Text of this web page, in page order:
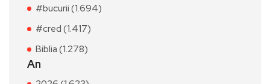
#bucurii (1.694)
#cred (1.417)
Biblia (1.278)
An